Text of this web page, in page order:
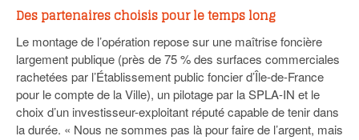
Des partenaires choisis pour le temps long
Le montage de l’opération repose sur une maîtrise foncière
largement publique (près de 75 % des surfaces commerciales
rachetées par l’Établissement public foncier d’Île-de-France
pour le compte de la Ville), un pilotage par la SPLA-IN et le
choix d’un investisseur-exploitant réputé capable de tenir dans
la durée. « Nous ne sommes pas là pour faire de l’argent, mais